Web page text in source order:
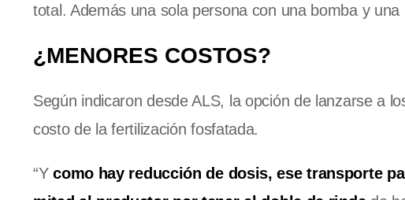
total. Además una sola persona con una bomba y
¿MENORES COSTOS?
Según indicaron desde ALS, la opción de lanzarse a
costo de la fertilización fosfatada.
“Ycomo hay reducción de dosis, ese transporte